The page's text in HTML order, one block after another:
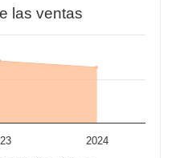
las ventas
2024